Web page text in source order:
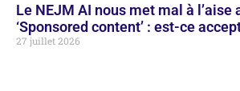
Le NEJM AI nous met mal à l’aise
‘Sponsored content’ : est-ce
27 juillet 2026